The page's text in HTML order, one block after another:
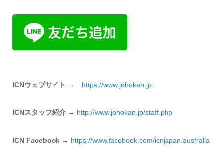
ICNウェブサイト → https://www.johokan.jp
ICNスタッフ紹介 → http://www.johokan.jp/staff.php
ICN Facebook → https://www.facebook.com/icnjapan. australia